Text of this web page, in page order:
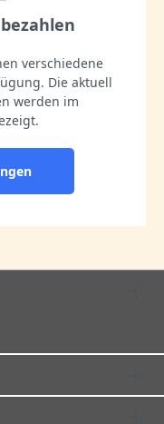
verschiedene
Die aktuell
werden im